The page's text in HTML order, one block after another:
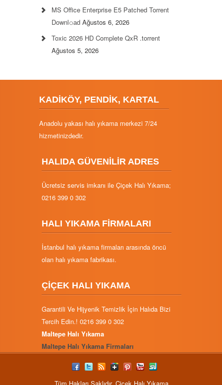
MS Office Enterprise E5 Patched Torrent
Downl𝚘аd Ağustos 6, 2026
Toxic 2026 HD Complete QxR .torrent
Ağustos 5, 2026
KADİKÖY, PENDİK, KARTAL
Anadolu yakası halı yıkama merkezi 7/24
hizmetinizdedir.
HALIDA GÜVENİLİR ADRES
Ücretsiz servis imkanı ile Çiçek Halı Yıkama;
0216 399 0 302
HALI YIKAMA FİRMALARI
İstanbul halı yıkama firmaları arasında öncü
olan halı yıkama fabrikası.
ÇİÇEK HALI YIKAMA
Garantili Ve Hijyenik Temizlik İçin Halıda Bizi
Tercih Edin.! 0216 399 0 302
Maltepe Halı Yıkama
Maltepe Halı Yıkama Firmaları